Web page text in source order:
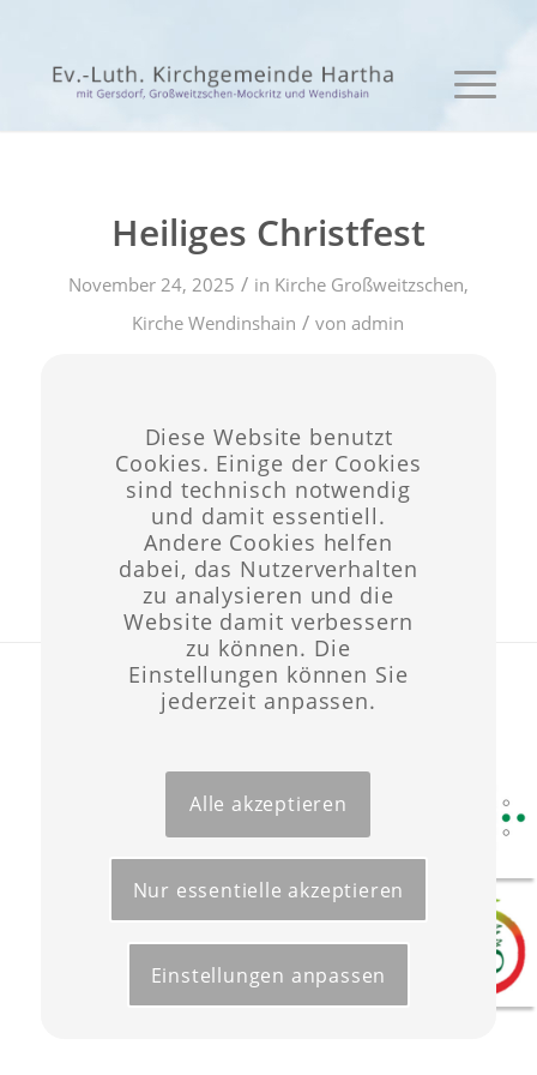
Heiliges Christfest
November 24, 2025 / in Kirche Großweitzschen,
Kirche Wendinshain / vonadmin
Layout & Website-Erstellung ©opyright 2021 -Werbeagentur Wüst
Förderungen Kontakt Impressum Datenschutz
Diese Website benutzt
Cookies. Einige der Cookies
sind technisch notwendig
und damit essentiell.
Andere Cookies helfen
dabei, das Nutzerverhalten
zu analysieren und die
Website damit verbessern
zu können. Die
Einstellungen können Sie
jederzeit anpassen.
Alle akzeptieren
Nur essentielle akzeptieren
Einstellungen anpassen